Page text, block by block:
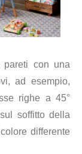
pareti con una
ad esempio,
righe a 45°
soffitto della
differente